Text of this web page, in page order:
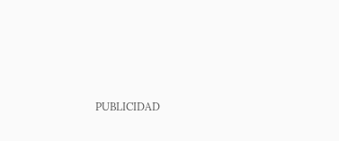
PUBLICIDAD